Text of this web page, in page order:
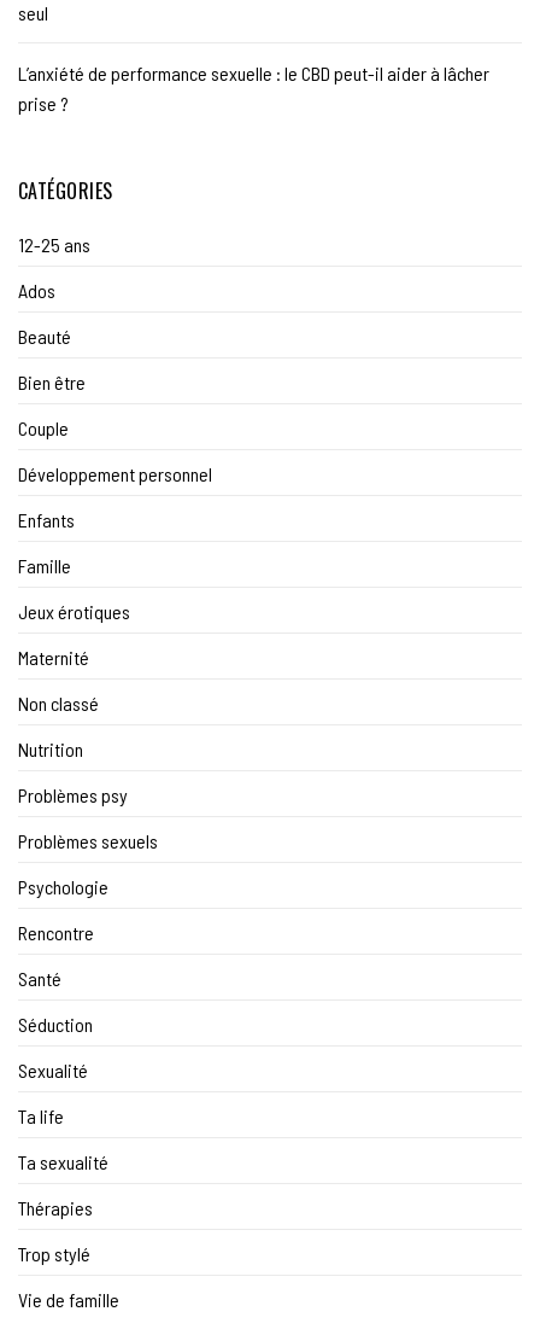
seul
L’anxiété de performance sexuelle : le CBD peut-il aider à lâcher
prise ?
CATÉGORIES
12-25 ans
Ados
Beauté
Bien être
Couple
Développement personnel
Enfants
Famille
Jeux érotiques
Maternité
Non classé
Nutrition
Problèmes psy
Problèmes sexuels
Psychologie
Rencontre
Santé
Séduction
Sexualité
Ta life
Ta sexualité
Thérapies
Trop stylé
Vie de famille